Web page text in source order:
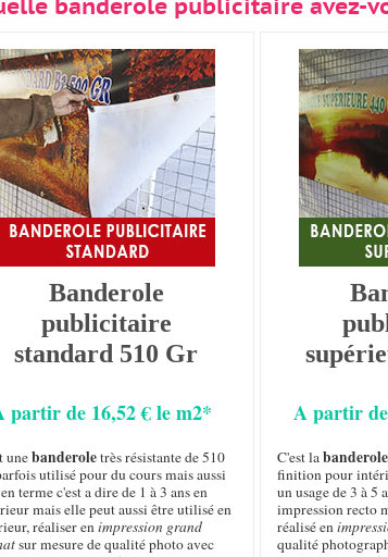
banderole publicitaire avez-
Banderole
publicitaire
standard 510 Gr
partir de 16,52 € le m2*
unebanderoletrès résistante de 510
utilisé pour du cours mais aussi
terme c'est a dire de 1 à 3 ans en
mais elle peut aussi être utilisé en
réaliser enimpression grand
sur mesure de qualité photo avec
A partir
C'est la
finition pour
un usage de 3 à 5
impression recto
réalisé en
qualité